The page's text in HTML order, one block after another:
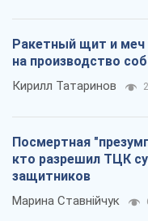
Ракетный щит и меч
на производство
Кирилл Татаринов
Посмертная
кто разрешил ТЦК
защитников
Марина Ставнійчук